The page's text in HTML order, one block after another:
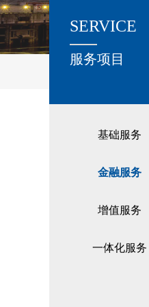
关于我们
服务项目
SERVICE
基础服务
金融服务
增值服务
一体化服务